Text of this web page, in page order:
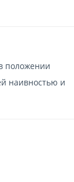
положении
наивностью и